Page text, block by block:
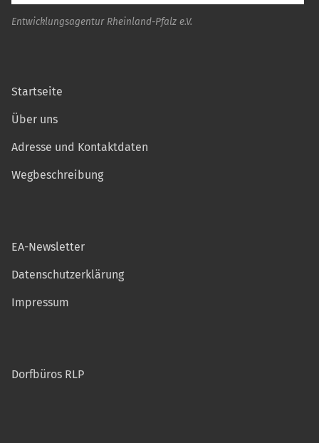
Entwicklungsagentur Rheinland-Pfalz e.V.
Startseite
Über uns
Adresse und Kontaktdaten
Wegbeschreibung
EA-Newsletter
Datenschutzerklärung
Impressum
Dorfbüros RLP